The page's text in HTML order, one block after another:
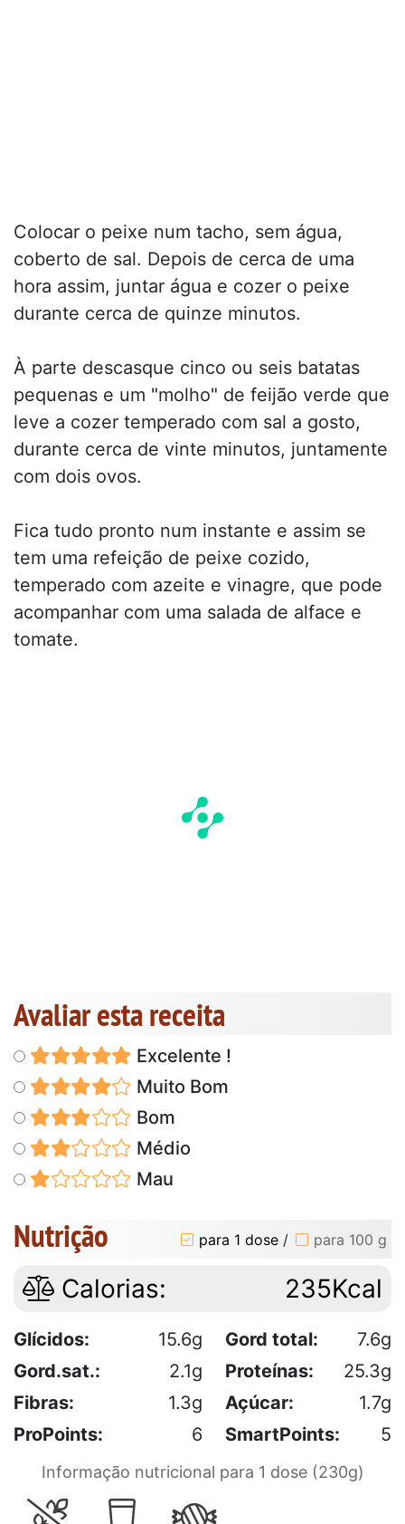
Colocar o peixe num tacho, sem água,
coberto de sal. Depois de cerca de uma
hora assim, juntar água e cozer o peixe
durante cerca de quinze minutos.
À parte descasque cinco ou seis batatas
pequenas e um "molho" de feijão verde que
leve a cozer temperado com sal a gosto,
durante cerca de vinte minutos, juntamente
com dois ovos.
Fica tudo pronto num instante e assim se
tem uma refeição de peixe cozido,
temperado com azeite e vinagre, que pode
acompanhar com uma salada de alface e
tomate.
Avaliar esta receita
Excelente !
Muito Bom
Bom
Médio
Mau
Nutrição para 1 dose / para 100 g
Calorias: 235Kcal
Glícidos: 15.6g Gord total:
7.6g
Gord.sat.:
2.1g Proteínas:
25.3g
Fibras:
1.3g Açúcar:
1.7g
ProPoints:
6 SmartPoints: 5
Informação nutricional para 1 dose (230g)